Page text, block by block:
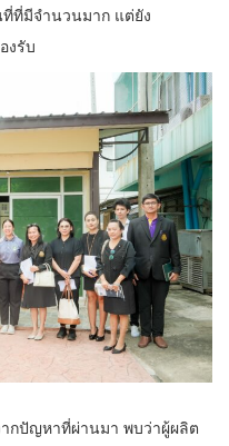
ที่มีจำนวนมาก แต่ยัง
งรับ
กปัญหาที่ผ่านมา พบว่าผู้ผลิต